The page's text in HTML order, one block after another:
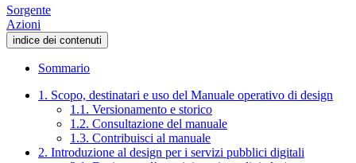
Sorgente
Azioni
indice dei contenuti
Sommario
1. Scopo, destinatari e uso del Manuale operativo di design
1.1. Versionamento e storico
1.2. Consultazione del manuale
1.3. Contribuisci al manuale
2. Introduzione al design per i servizi pubblici digitali